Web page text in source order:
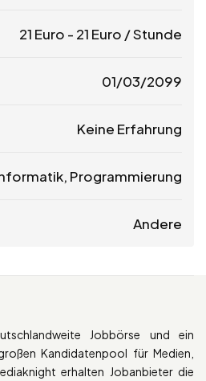
21 Euro - 21 Euro / Stunde
01/03/2099
Keine Erfahrung
Programmierung
Andere
Jobbörse und ein
Kandidatenpool für Medien,
erhalten Jobanbieter die